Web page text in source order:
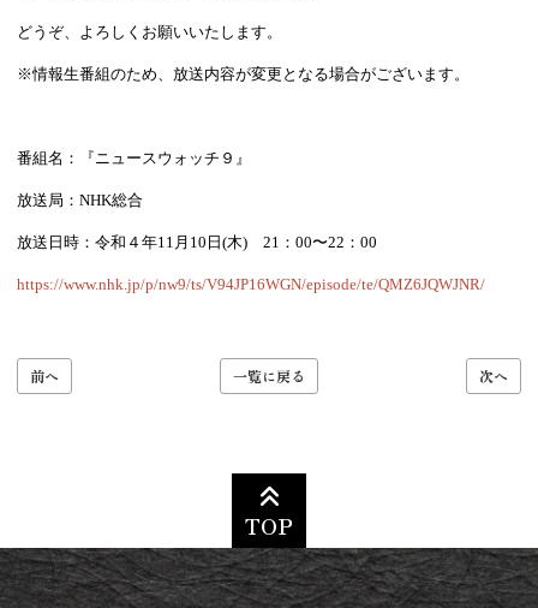
どうぞ、よろしくお願いいたします。
※情報生番組のため、放送内容が変更となる場合がございます。
番組名：『ニュースウォッチ９』
放送局：NHK総合
放送日時：令和４年11月10日(木) 21：00〜22：00
https://www.nhk.jp/p/nw9/ts/V94JP16WGN/episode/te/QMZ6JQWJNR/
前へ 一覧に戻る 次へ
TOP